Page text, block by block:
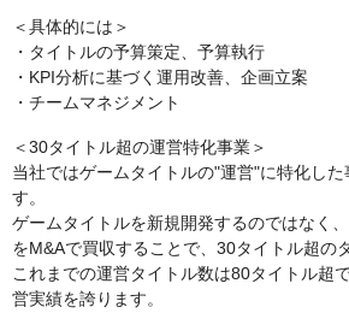
＜具体的には＞
・タイトルの予算策定、予算執行
・KPI分析に基づく運用改善、企画立案
・チームマネジメント
＜30タイトル超の運営特化事業＞
当社ではゲームタイトルの"運営"に特化した
す。
ゲームタイトルを新規開発するのではなく
をM&Aで買収することで、30タイトル超の
これまでの運営タイトル数は80タイトル超
営実績を誇ります。